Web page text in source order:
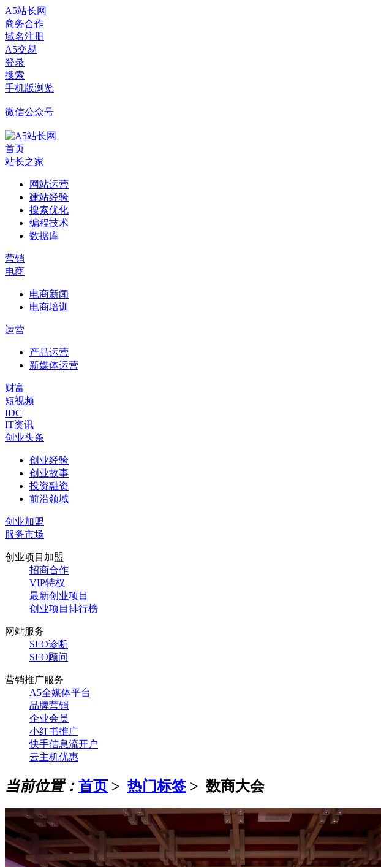
A5站长网
商务合作
域名注册
A5交易
登录
搜索
手机版浏览
微信公众号
首页
站长之家
网站运营
建站经验
搜索优化
编程技术
数据库
营销
电商
电商新闻
电商培训
运营
产品运营
新媒体运营
财富
短视频
IDC
IT资讯
创业头条
创业经验
创业故事
投资融资
前沿领域
创业加盟
服务市场
创业项目加盟
招商合作
VIP特权
最新创业项目
创业项目排行榜
网站服务
SEO诊断
SEO顾问
营销推广服务
A5全媒体平台
品牌营销
企业会员
小红书推广
快手信息流开户
云主机优惠
当前位置： 首页 > 热门标签 > 数商大会